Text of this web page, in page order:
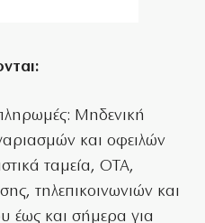
Μηδενική
και οφειλών
ταμεία, ΟΤΑ,
τηλεπικοινωνιών και
έως και σήμερα για